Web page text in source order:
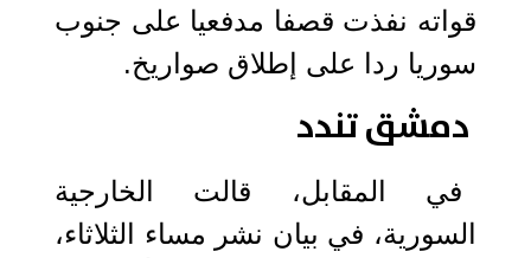
قواته نفذت قصفا مدفعيا على جنوب
سوريا ردا على إطلاق صواريخ.
دمشق تندد
في المقابل، قالت الخارجية
السورية، في بيان نشر مساء الثلاثاء،